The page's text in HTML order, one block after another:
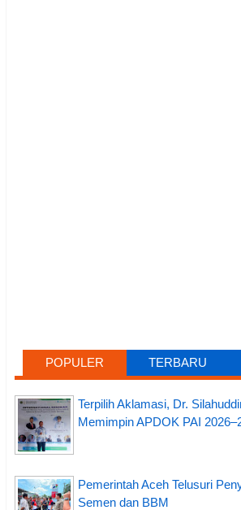
POPULER TERBARU
Terpilih Aklamasi, Dr.
Memimpin APDOK PAI
Pemerintah Aceh Telusuri
Semen dan BBM